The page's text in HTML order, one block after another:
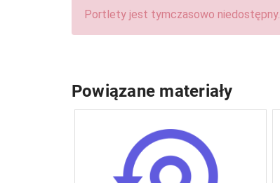
Portlety jest tymczasowo niedostępny.
Powiązane materiały